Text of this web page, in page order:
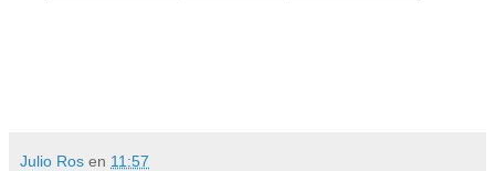
Julio Ros en 11:57